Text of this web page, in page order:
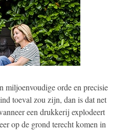
miljoenvoudige orde en precisie
toeval zou zijn, dan is dat net
een drukkerij explodeert
op de grond terecht komen in